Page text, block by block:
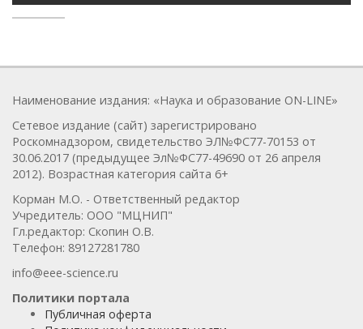
Наименование издания: «Наука и образование ON-LINE»
Сетевое издание (сайт) зарегистрировано
Роскомнадзором, свидетельство ЭЛ№ФС77-70153 от
30.06.2017 (предыдущее Эл№ФC77-49690 от 26 апреля
2012). Возрастная категория сайта 6+
Корман М.О. - Ответственный редактор
Учредитель: ООО "МЦНИП"
Гл.редактор: Скопин О.В.
Телефон: 89127281780
info@eee-science.ru
Политики портала
Публичная оферта